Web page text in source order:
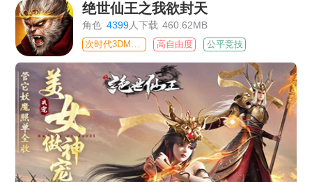
绝世仙王之我欲封天
角色 4399人下载 460.62MB
高自由度 公平竞技